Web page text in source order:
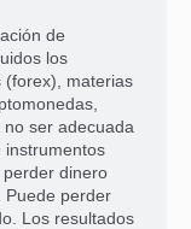
de
los
(forex), materias
ser adecuada
instrumentos
dinero
Puede perder
Los resultados